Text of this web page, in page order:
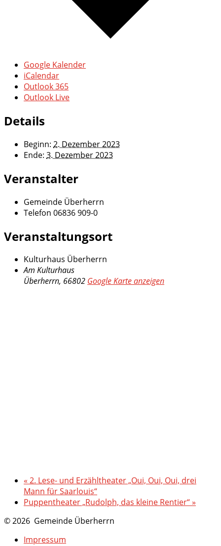
Google Kalender
iCalendar
Outlook 365
Outlook Live
Details
Beginn: 2. Dezember 2023
Ende: 3. Dezember 2023
Veranstalter
Gemeinde Überherrn
Telefon 06836 909-0
Veranstaltungsort
Kulturhaus Überherrn
Am Kulturhaus
Überherrn, 66802 Google Karte anzeigen
« 2. Lese- und Erzähltheater „Oui, Oui, Oui, drei
Mann für Saarlouis“
Puppentheater „Rudolph, das kleine Rentier“»
© 2026 Gemeinde Überherrn
Impressum